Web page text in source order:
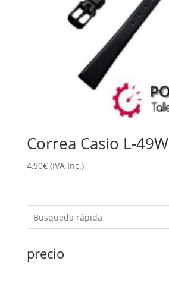
Correa Casio L-49W
4,90€ (IVA Inc.)
precio